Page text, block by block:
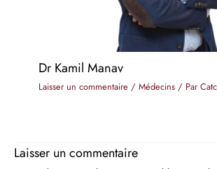
Dr Kamil Manav
Laisser un commentaire / Médecins / Par
Laisser un commentaire